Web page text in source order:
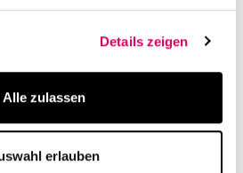
Details zeigen
Alle zulassen
erlauben
durften bei der HOFSTATT für
ersten Stock aufwärts für das
Straße die Büros
und ausbauen.
and corporate consulting